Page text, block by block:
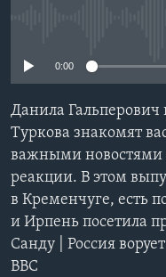
Языки
0:00
Данила Гальперович
Туркова знакомят
важными новостями
реакции. В этом
в Кременчуге, есть
и Ирпень посетила
Санду | Россия
BBС